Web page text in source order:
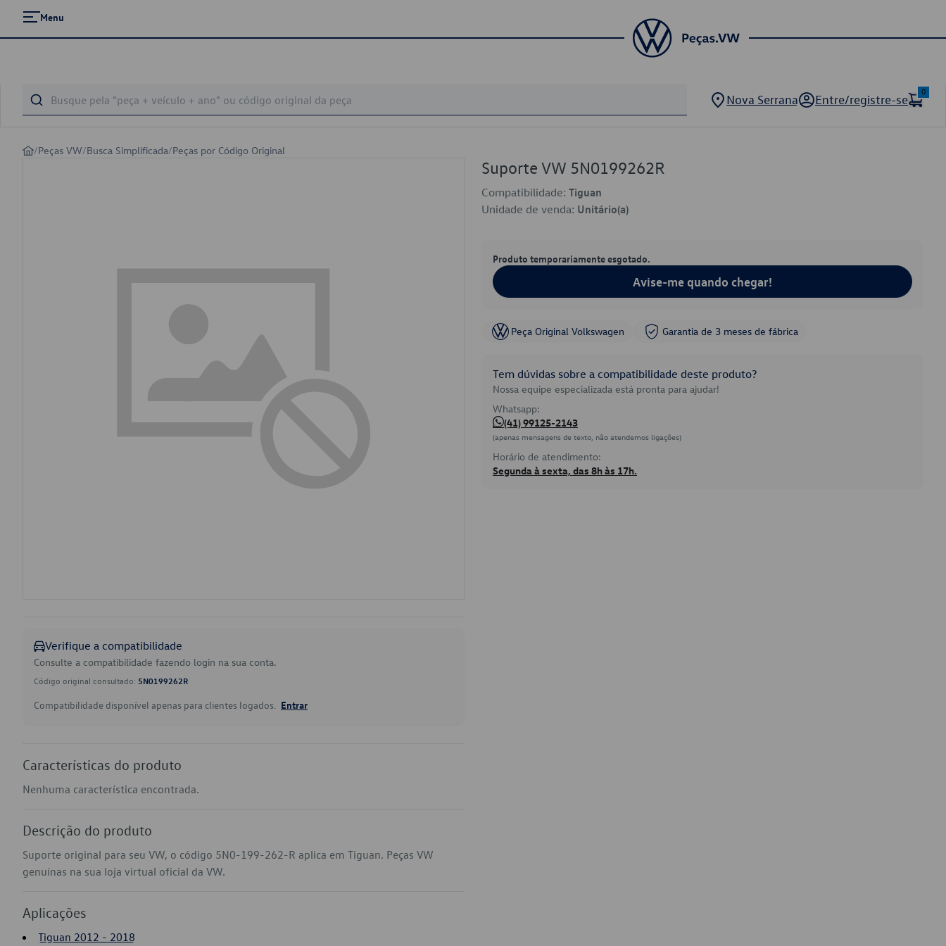
Menu
Nova Serrana Entre/registre-se
0
/Peças VW/Busca Simplificada/Peças por Código Original
Verifique a compatibilidade
Consulte a compatibilidade fazendo login na sua conta.
Código original consultado: 5N0199262R
Compatibilidade disponível apenas para clientes logados. Entrar
Características do produto
Nenhuma característica encontrada.
Descrição do produto
Suporte original para seu VW, o código 5N0-199-262-R aplica em Tiguan. Peças VW
genuínas na sua loja virtual oficial da VW.
Aplicações
Tiguan 2012 - 2018
Suporte VW 5N0199262R
Compatibilidade: Tiguan
Unidade de venda: Unitário(a)
Produto temporariamente esgotado.
Avise-me quando chegar!
Peça Original Volkswagen Garantia de 3 meses de fábrica
Tem dúvidas sobre a compatibilidade deste produto?
Nossa equipe especializada está pronta para ajudar!
Whatsapp:
(41) 99125-2143
(apenas mensagens de texto, não atendemos ligações)
Horário de atendimento:
Segunda à sexta, das 8h às 17h.